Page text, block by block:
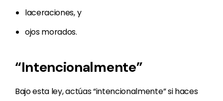
laceraciones, y
ojos morados.
“Intencionalmente”
Bajo esta ley, actúas “intencionalmente” si haces